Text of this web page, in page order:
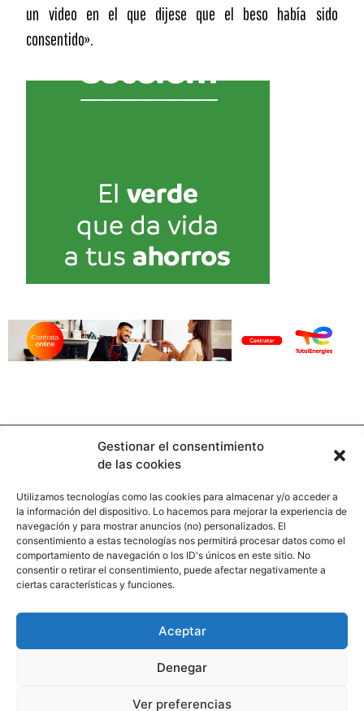
Gestionar el consentimiento
de las cookies
Utilizamos tecnologías como las cookies para almacenar y/o acceder a
la información del dispositivo. Lo hacemos para mejorar la experiencia de
navegación y para mostrar anuncios (no) personalizados. El
consentimiento a estas tecnologías nos permitirá procesar datos como el
comportamiento de navegación o los ID's únicos en este sitio. No
consentir o retirar el consentimiento, puede afectar negativamente a
ciertas características y funciones.
Aceptar
Denegar
Ver preferencias
un video en el que dijese que el beso había sido
consentido».
Contacto
Calle Pinar, 5, 28006 Madrid
+34 91 745 58 38
Paginas legales
Politicas de privacidad